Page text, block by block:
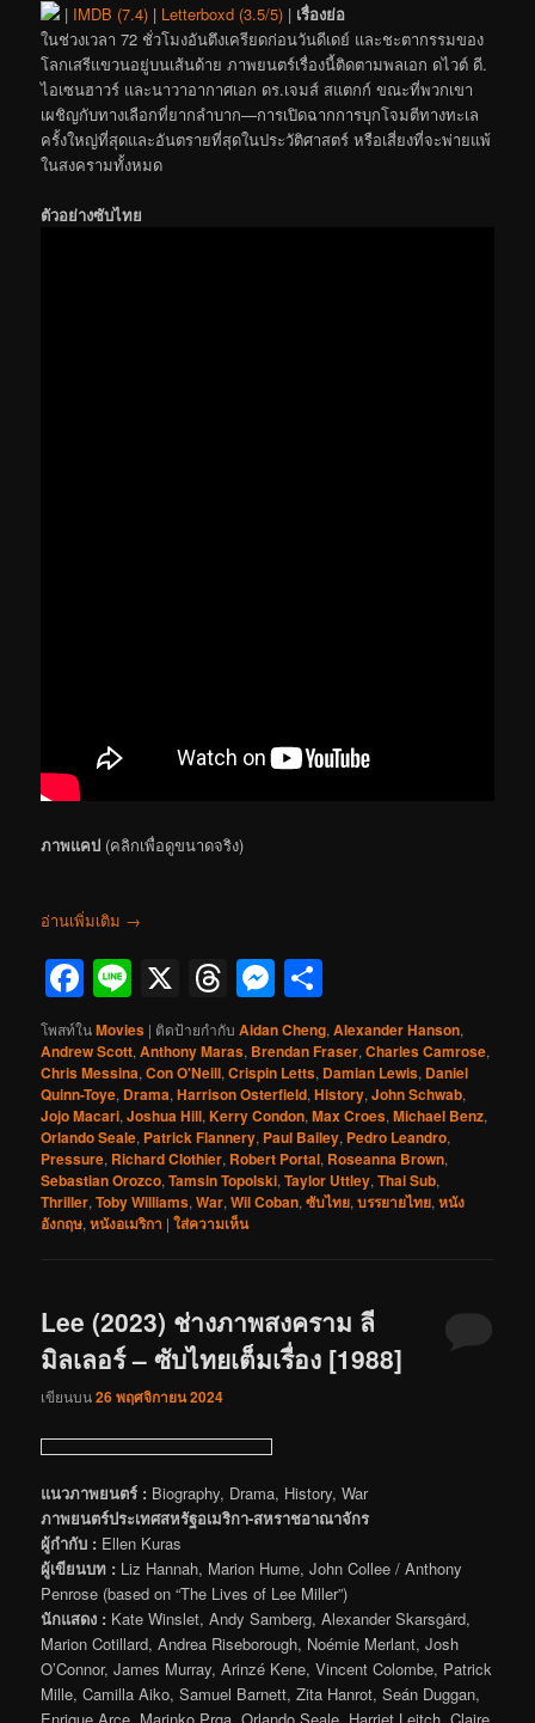
| IMDB (7.4) | Letterboxd (3.5/5) | เรื่องย่อ
ในช่วงเวลา 72 ชั่วโมงอันตึงเครียดก่อนวันดีเดย์ และชะตากรรมของ
โลกเสรีแขวนอยู่บนเส้นด้าย ภาพยนตร์เรื่องนี้ติดตามพลเอก ดไวต์ ดี.
ไอเซนฮาวร์ และนาวาอากาศเอก ดร.เจมส์ สแตกก์ ขณะที่พวกเขา
เผชิญกับทางเลือกที่ยากลำบาก—การเปิดฉากการบุกโจมตีทางทะเล
ครั้งใหญ่ที่สุดและอันตรายที่สุดในประวัติศาสตร์ หรือเสี่ยงที่จะพ่ายแพ้
ในสงครามทั้งหมด
ตัวอย่างซับไทย
ภาพแคป (คลิกเพื่อดูขนาดจริง)
อ่านเพิ่มเติม →
Facebook
Line
X Threads
Messenger
โพสท์ในMovies | ติดป้ายกำกับ Aidan Cheng,Alexander Hanson,
Andrew Scott,Anthony Maras, Brendan Fraser,Charles Camrose,
Chris Messina,Con O'Neill,Crispin Letts, Damian Lewis, Daniel
Quinn-Toye, Drama,Harrison Osterfield,History,John Schwab,
Jojo Macari,Joshua Hill,Kerry Condon,Max Croes,Michael Benz,
Orlando Seale, Patrick Flannery, Paul Bailey, Pedro Leandro,
Pressure, Richard Clothier, Robert Portal, Roseanna Brown,
Sebastian Orozco,Tamsin Topolski,Taylor Uttley,Thai Sub,
Thriller,Toby Williams,War,Wil Coban,ซับไทย,บรรยายไทย,หนัง
อังกฤษ,หนังอเมริกา |ใส่ความเห็น
Lee (2023) ช่างภาพสงคราม ลี
มิลเลอร์ – ซับไทยเต็มเรื่อง [1988]
เขียนบน26 พฤศจิกายน 2024
แนวภาพยนตร์ : Biography, Drama, History, War
ภาพยนตร์ประเทศสหรัฐอเมริกา-สหราชอาณาจักร
ผู้กำกับ : Ellen Kuras
ผู้เขียนบท : Liz Hannah, Marion Hume, John Collee / Anthony
Penrose (based on “The Lives of Lee Miller”)
นักแสดง : Kate Winslet, Andy Samberg, Alexander Skarsgård,
Marion Cotillard, Andrea Riseborough, Noémie Merlant, Josh
O’Connor, James Murray, Arinzé Kene, Vincent Colombe, Patrick
Mille, Camilla Aiko, Samuel Barnett, Zita Hanrot, Seán Duggan,